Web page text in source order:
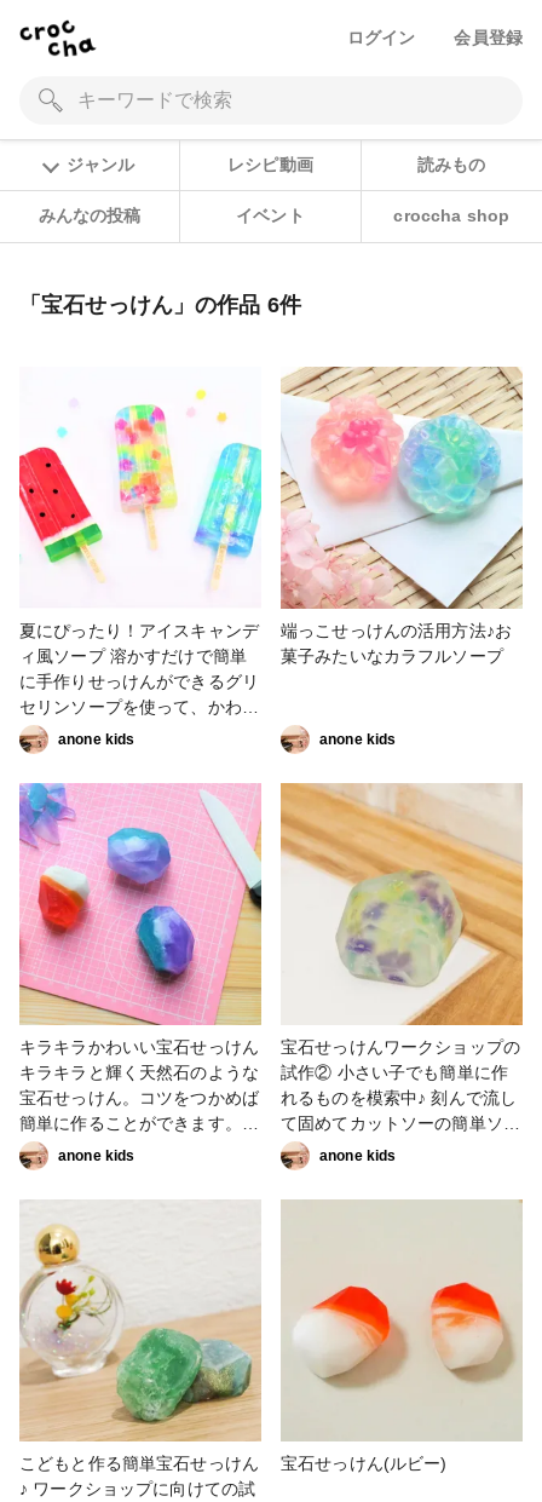
ログイン 会員登録
ジャンル レシピ動画 読みもの
みんなの投稿 イベント croccha shop
「宝石せっけん」の作品 6件
夏にぴったり！アイスキャンデ
ィ風ソープ 溶かすだけで簡単
に手作りせっけんができるグリ
セリンソープを使って、かわい
いアイスキャンディのようなせ
っけんを作ることができます。
本物みたいで美味しそうなアイ
スキャンディソープは、夏にぴ
ったり。プレゼントやお子さま
の自由研究にもおすすめです。
anone kids
端っこせっけんの活用方法♪お
菓子みたいなカラフルソープ
anone kids
キラキラかわいい宝石せっけん
キラキラと輝く天然石のような
宝石せっけん。コツをつかめば
簡単に作ることができます。好
きな色や形のオリジナル鉱石が
作れるなんてワクワクしますよ
ね。 今回は、100均のシリコン
型を使って作り方やコツをご紹
介します。
anone kids
宝石せっけんワークショップの
試作② 小さい子でも簡単に作
れるものを模索中♪ 刻んで流し
て固めてカットソーの簡単ソー
プです🎶 小２の娘で作れるか
実験試作♪ #石けん #ワークシ
ョップ #宝石せっけん #グリセ
anone kids
こどもと作る簡単宝石せっけん
♪ ワークショップに向けての試
宝石せっけん(ルビー)